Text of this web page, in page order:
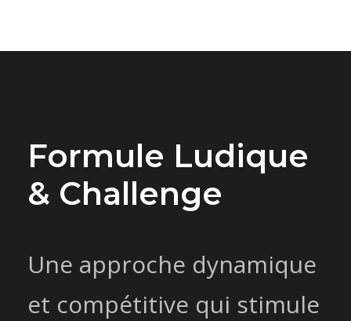
Formule Ludique
& Challenge
Une approche dynamique
et compétitive qui stimule